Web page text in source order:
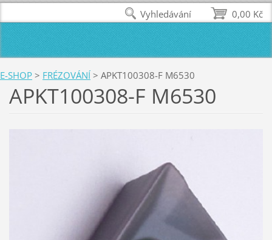
E-SHOP > FRÉZOVÁNÍ > APKT100308-F M6530
APKT100308-F M6530
0,00 Kč
Vyhledávání